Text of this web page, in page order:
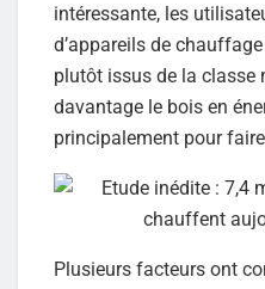
intéressante, les
d’appareils de
plutôt issus de la classe
davantage le bois en
principalement pour
Plusieurs facteurs ont